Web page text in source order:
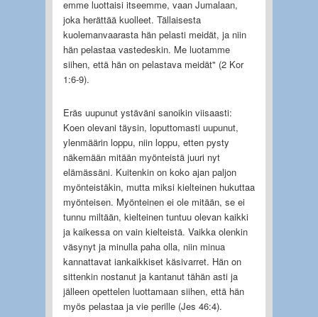
emme luottaisi itseemme, vaan Jumalaan,
joka herättää kuolleet. Tällaisesta
kuolemanvaarasta hän pelasti meidät, ja niin
hän pelastaa vastedeskin. Me luotamme
siihen, että hän on pelastava meidät" (2 Kor
1:6-9).
Eräs uupunut ystäväni sanoikin viisaasti:
Koen olevani täysin, loputtomasti uupunut,
ylenmäärin loppu, niin loppu, etten pysty
näkemään mitään myönteistä juuri nyt
elämässäni. Kuitenkin on koko ajan paljon
myönteistäkin, mutta miksi kielteinen hukuttaa
myönteisen. Myönteinen ei ole mitään, se ei
tunnu miltään, kielteinen tuntuu olevan kaikki
ja kaikessa on vain kielteistä. Vaikka olenkin
väsynyt ja minulla paha olla, niin minua
kannattavat iankaikkiset käsivarret. Hän on
sittenkin nostanut ja kantanut tähän asti ja
jälleen opettelen luottamaan siihen, että hän
myös pelastaa ja vie perille (Jes 46:4).